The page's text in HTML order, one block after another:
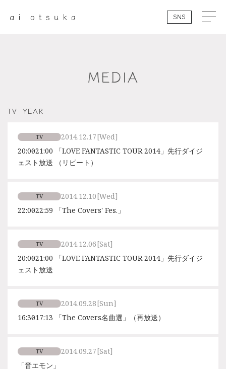
SNS
MEDIA
TV YEAR
TV 2014.12.17[Wed]
20:00～21:00 「LOVE FANTASTIC TOUR 2014」先行ダイジ
ェスト放送 （リピート）
TV 2014.12.10[Wed]
22:00〜22:59 「The Covers' Fes.」
TV 2014.12.06[Sat]
20:00～21:00 「LOVE FANTASTIC TOUR 2014」先行ダイジ
ェスト放送
TV 2014.09.28[Sun]
16:30～17:13 「The Covers名曲選」（再放送）
TV 2014.09.27[Sat]
「音エモン」